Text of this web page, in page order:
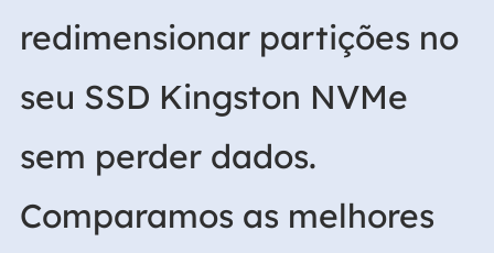
redimensionar partições no
seu SSD Kingston NVMe
sem perder dados.
Comparamos as melhores